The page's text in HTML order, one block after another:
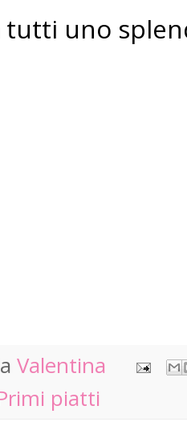
uno
Valentina
piatti